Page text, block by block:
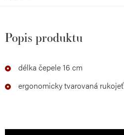
Popis produktu
délka čepele 16 cm
ergonomicky tvarovaná rukojeť